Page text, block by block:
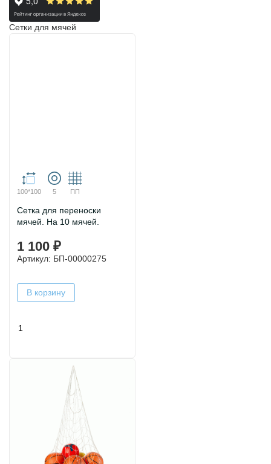
Сетки для мячей
100*100 5 ПП
Сетка для переноски
мячей. На 10 мячей.
1 100 ₽
Артикул: БП-00000275
В корзину